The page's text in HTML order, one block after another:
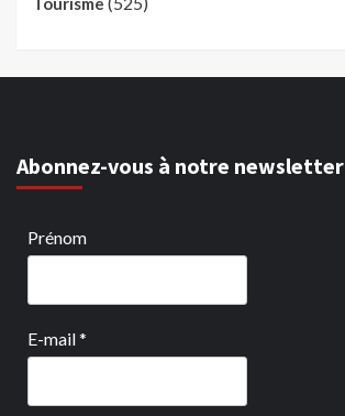
Abonnez-vous à notre newsletter
Prénom
E-mail*